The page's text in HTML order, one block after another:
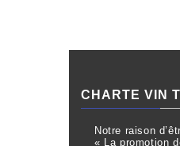
CHARTE VIN
Notre raison
« La promotion